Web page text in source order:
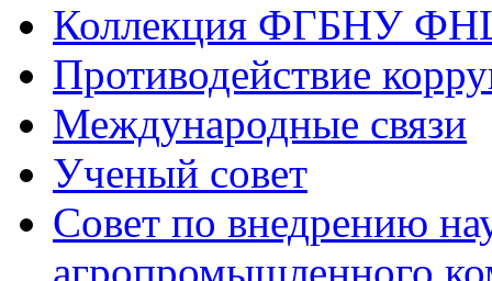
Коллекция ФГБНУ
Противодействие
Международные связи
Ученый совет
Совет по внедрению